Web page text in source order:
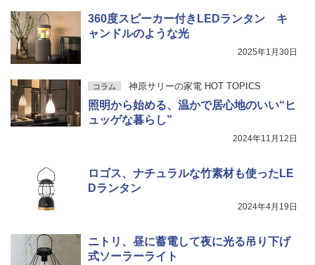
360度スピーカー付きLEDランタン キ
ャンドルのような光
2025年1月30日
コラム 神原サリーの家電 HOT TOPICS
照明から始める、温かで居心地のいい“ヒ
ュッゲな暮らし”
2024年11月12日
ロゴス、ナチュラルな竹素材も使ったLE
Dランタン
2024年4月19日
ニトリ、昼に蓄電して夜に光る吊り下げ
式ソーラーライト